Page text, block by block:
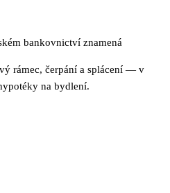
bankovnictví znamená
rámec, čerpání a splácení — v
na bydlení.